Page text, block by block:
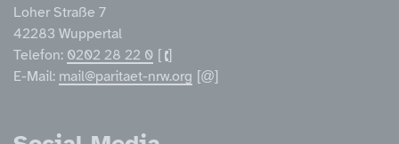
Loher Straße 7
42283 Wuppertal
Telefon: 0202 28 22 0
E-Mail: mail@paritaet-nrw.org